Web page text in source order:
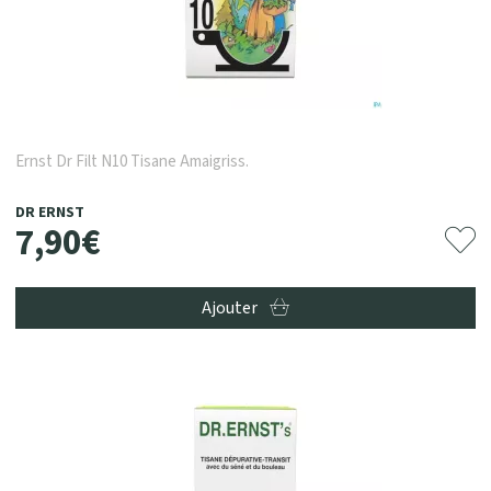
Ernst Dr Filt N10 Tisane Amaigriss.
DR ERNST
7,90€
Ajouter